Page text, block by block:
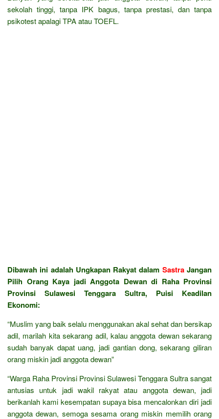
sekolah tinggi, tanpa IPK bagus, tanpa prestasi, dan tanpa
psikotest apalagi TPA atau TOEFL.
Dibawah ini adalah Ungkapan Rakyat dalam SastraJangan
Pilih Orang Kaya jadi Anggota Dewan di Raha Provinsi
Provinsi Sulawesi Tenggara Sultra, Puisi Keadilan
Ekonomi:
“Muslim yang baik selalu menggunakan akal sehat dan bersikap
adil, marilah kita sekarang adil, kalau anggota dewan sekarang
sudah banyak dapat uang, jadi gantian dong, sekarang giliran
orang miskin jadi anggota dewan”
“Warga Raha Provinsi Provinsi Sulawesi Tenggara Sultra sangat
antusias untuk jadi wakil rakyat atau anggota dewan, jadi
berikanlah kami kesempatan supaya bisa mencalonkan diri jadi
anggota dewan, semoga sesama orang miskin memilih orang